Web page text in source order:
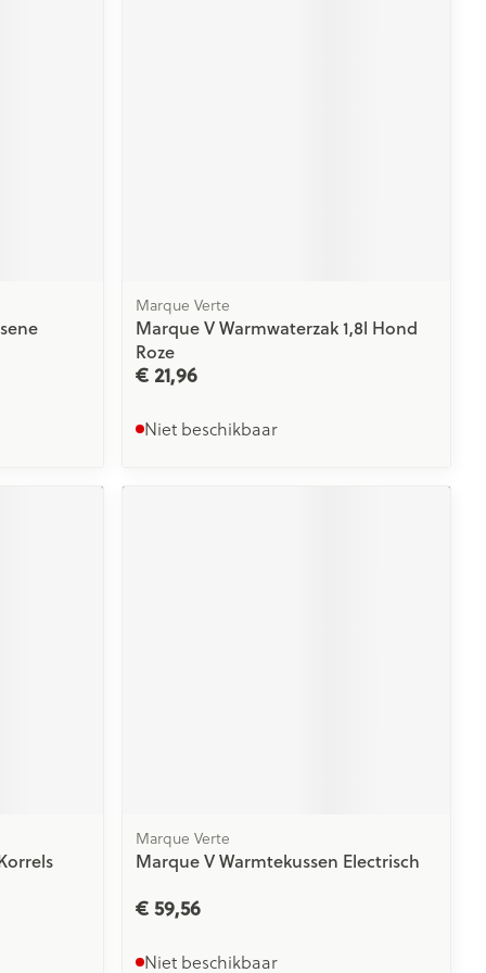
CBD
Marque Verte
Marque V Warmwaterzak 1,8l Hond
Roze
€ 21,96
Niet beschikbaar
Marque Verte
Marque V Warmtekussen Electrisch
€ 59,56
Niet beschikbaar